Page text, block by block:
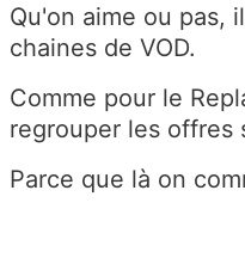
Qu'on aime ou pas,
chaines de VOD.
Comme pour le
regrouper les offres
Parce que là on